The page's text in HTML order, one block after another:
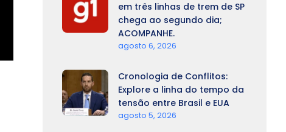
em três linhas de trem de SP
chega ao segundo dia;
ACOMPANHE.
agosto 6, 2026
Cronologia de Conflitos:
Explore a linha do tempo da
tensão entre Brasil e EUA
agosto 5, 2026